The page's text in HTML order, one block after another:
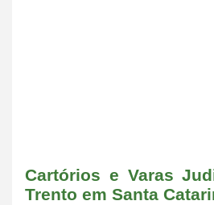
Cartórios e Varas
Trento em Santa